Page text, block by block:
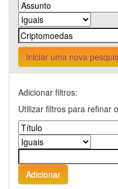
Iniciar uma nova
Adicionar filtros:
Utilizar filtros para refinar